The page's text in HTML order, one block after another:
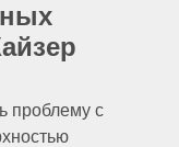
проблему с